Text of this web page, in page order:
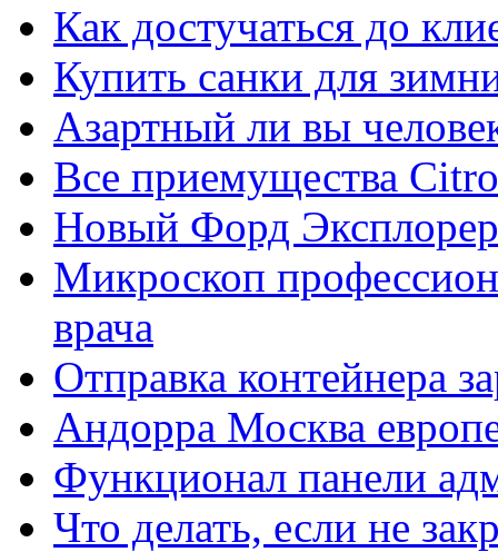
Как достучаться до
Купить санки для
Азартный ли вы
Все приемущества
Новый Форд
Микроскоп
врача
Отправка контейнера
Андорра Москва
Функционал панели
Что делать, если не